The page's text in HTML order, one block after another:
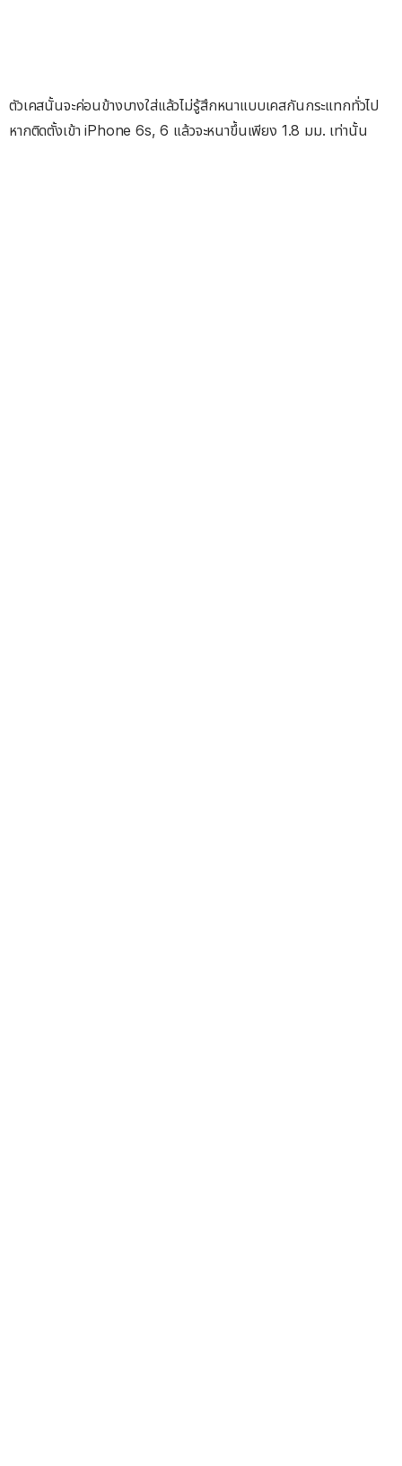
ตัวเคสนั้นจะค่อนข้างบางใส่แล้วไม่รู้สึกหนาแบบเคสกันกระแทกทั่วไป
หากติดตั้งเข้า iPhone 6s, 6 แล้วจะหนาขึ้นเพียง 1.8 มม. เท่านั้น